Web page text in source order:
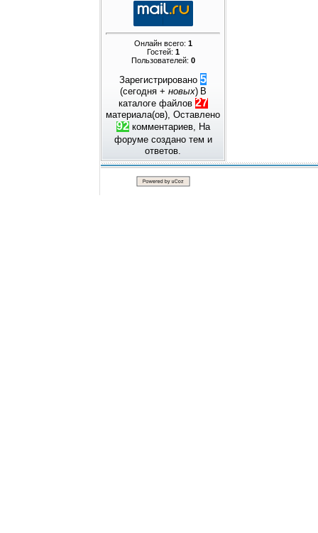
Онлайн всего: 1
Гостей: 1
Пользователей: 0
Зарегистрировано 5
(сегодня + новых) В
каталоге файлов 27
материала(ов), Оставлено
92комментариев, На
форуме создано тем и
ответов.